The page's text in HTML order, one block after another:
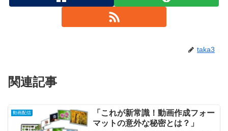
taka3
関連記事
動画配信
「これが新常識！動画作成フォー
マットの意外な秘密とは？」